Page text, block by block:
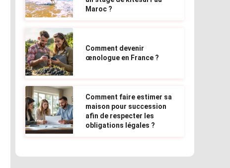
Maroc ?
Comment devenir
œnologue en France ?
Comment faire estimer sa
maison pour succession
afin de respecter les
obligations légales ?